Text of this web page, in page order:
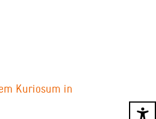
Kuriosum in